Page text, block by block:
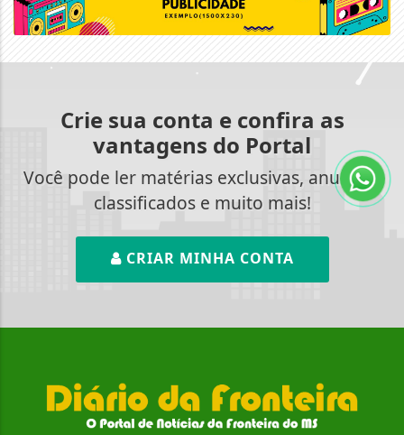
Crie sua conta e confira as
vantagens do Portal
Você pode ler matérias exclusivas, anunciar
classificados e muito mais!
CRIAR MINHA CONTA